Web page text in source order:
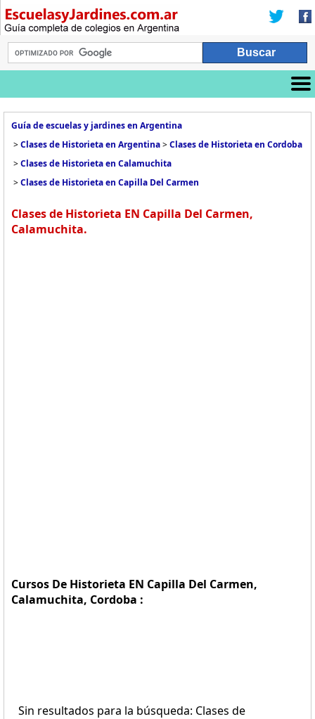
Guía de escuelas y jardines en Argentina
>Clases de Historieta en Argentina>Clases de Historieta en Cordoba
>Clases de Historieta en Calamuchita
>Clases de Historieta en Capilla Del Carmen
Clases de Historieta EN Capilla Del Carmen,
Calamuchita.
Cursos De Historieta EN Capilla Del Carmen,
Calamuchita, Cordoba :
Sin resultados para la búsqueda: Clases de